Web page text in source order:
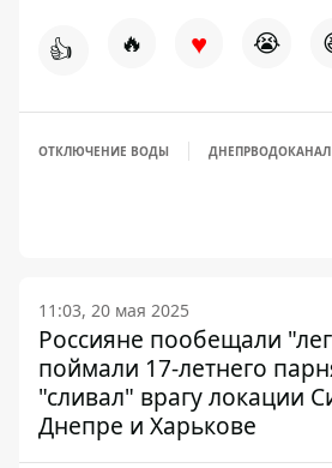
👍 🔥 ♥ 😭
ОТКЛЮЧЕНИЕ ВОДЫ ДНЕПРВОДОКАНАЛ
11:03, 20 мая 2025
Россияне пообещали
поймали 17-летнего
"сливал" врагу локации
Днепре и Харькове